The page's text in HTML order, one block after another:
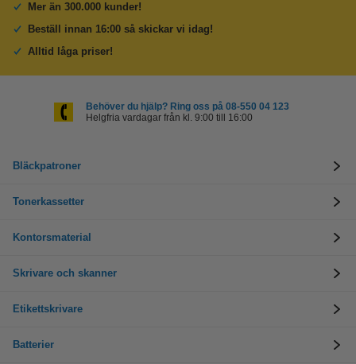
Mer än 300.000 kunder!
Beställ innan 16:00 så skickar vi idag!
Alltid låga priser!
Behöver du hjälp? Ring oss på 08-550 04 123
Helgfria vardagar från kl. 9:00 till 16:00
Bläckpatroner
Tonerkassetter
Kontorsmaterial
Skrivare och skanner
Etikettskrivare
Batterier